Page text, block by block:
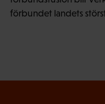
förbundet landets